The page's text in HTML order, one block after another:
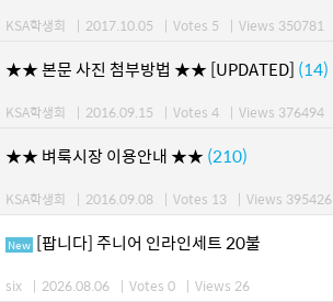
KSA학생회 | 2017.10.05 | Votes 5 | Views 350781
★★ 본문 사진 첨부방법 ★★ [UPDATED] (14)
KSA학생회 | 2016.09.15 | Votes 4 | Views 376494
★★ 벼룩시장 이용안내 ★★ (210)
KSA학생회 | 2016.09.08 | Votes 13 | Views 395426
New [팝니다] 주니어 인라인세트 20불
six | 2026.08.06 | Votes 0 | Views 26